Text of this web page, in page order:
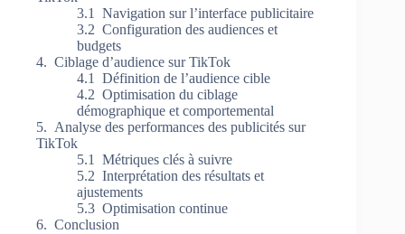
Navigation sur l’interface publicitaire
Configuration des audiences et
budgets
Ciblage d’audience sur TikTok
Définition de l’audience cible
Optimisation du ciblage
démographique et comportemental
Analyse des performances des publicités sur
TikTok
Métriques clés à suivre
Interprétation des résultats et
ajustements
Optimisation continue
Conclusion